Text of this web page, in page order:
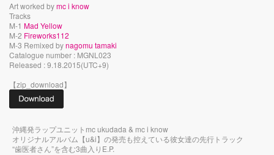
Art worked bymc i know
Tracks
M-1 Mad Yellow
M-2 Fireworks112
M-3 Remixed bynagomu tamaki
Catalogue number : MGNL023
Released : 9.18.2015(UTC+9)
【zip_download】
沖縄発ラップユニットmc ukudada & mc i know
オリジナルアルバム【u&i】の発売も控えている彼女達の先行トラック
“歯医者さん”を含む3曲入りE.P.